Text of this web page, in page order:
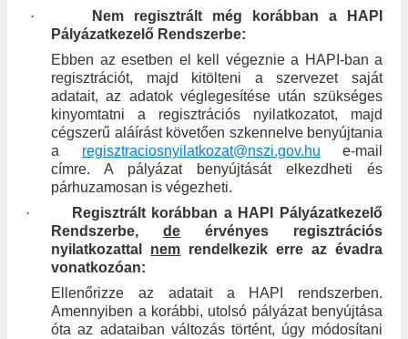
·
Nem regisztrált még korábban a HAPI
Pályázatkezelő Rendszerbe:
Ebben az esetben el kell végeznie a HAPI-ban a
regisztrációt, majd kitölteni a szervezet saját
adatait, az adatok véglegesítése után szükséges
kinyomtatni a regisztrációs nyilatkozatot, majd
cégszerű aláírást követően szkennelve benyújtania
a regisztraciosnyilatkozat@nszi.gov.hu e-mail
címre. A pályázat benyújtását elkezdheti és
párhuzamosan is végezheti.
·
Regisztrált korábban a HAPI Pályázatkezelő
Rendszerbe,de érvényes regisztrációs
nyilatkozattal nem rendelkezik erre az évadra
vonatkozóan:
Ellenőrizze az adatait a HAPI rendszerben.
Amennyiben a korábbi, utolsó pályázat benyújtása
óta az adataiban változás történt, úgy módosítani